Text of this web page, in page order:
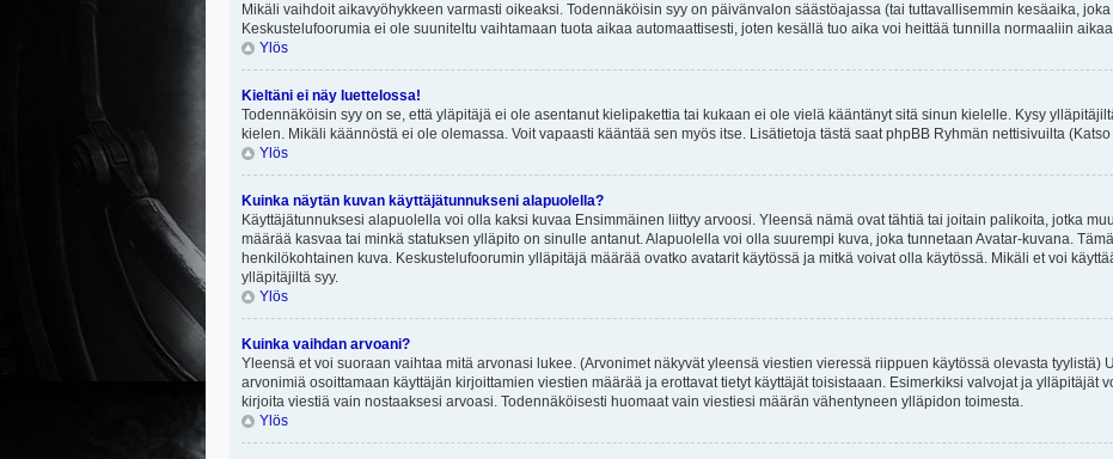
Mikäli vaihdoit aikavyöhykkeen varmasti oikeaksi. Todennäköisin syy on päivänvalon säästöajassa (tai tuttavallisemmin kesäaika,
Keskustelufoorumia ei ole suuniteltu vaihtamaan tuota aikaa automaattisesti, joten kesällä tuo aika voi heittää tunnilla normaaliin
Ylös
Kieltäni ei näy luettelossa!
Todennäköisin syy on se, että yläpitäjä ei ole asentanut kielipakettia tai kukaan ei ole vielä kääntänyt sitä sinun kielelle. Kysy
kielen. Mikäli käännöstä ei ole olemassa. Voit vapaasti kääntää sen myös itse. Lisätietoja tästä saat phpBB Ryhmän nettisivuilta
Ylös
Kuinka näytän kuvan käyttäjätunnukseni alapuolella?
Käyttäjätunnuksesi alapuolella voi olla kaksi kuvaa Ensimmäinen liittyy arvoosi. Yleensä nämä ovat tähtiä tai joitain palikoita, jotka
määrää kasvaa tai minkä statuksen ylläpito on sinulle antanut. Alapuolella voi olla suurempi kuva, joka tunnetaan Avatar-kuvana.
henkilökohtainen kuva. Keskustelufoorumin ylläpitäjä määrää ovatko avatarit käytössä ja mitkä voivat olla käytössä. Mikäli et voi
ylläpitäjiltä syy.
Ylös
Kuinka vaihdan arvoani?
Yleensä et voi suoraan vaihtaa mitä arvonasi lukee. (Arvonimet näkyvät yleensä viestien vieressä riippuen käytössä olevasta tyylistä)
arvonimiä osoittamaan käyttäjän kirjoittamien viestien määrää ja erottavat tietyt käyttäjät toisistaaan. Esimerkiksi valvojat ja ylläpitäjät
kirjoita viestiä vain nostaaksesi arvoasi. Todennäköisesti huomaat vain viestiesi määrän vähentyneen ylläpidon toimesta.
Ylös